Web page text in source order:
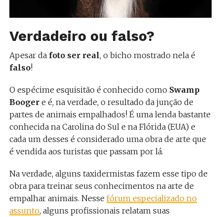
Verdadeiro ou falso?
Apesar dafoto ser real, o bicho mostrado nela é
falso!
O espécime esquisitão é conhecido como Swamp
Boogere é, na verdade, o resultado da junção de
partes de animais empalhados! É uma lenda bastante
conhecida na Carolina do Sul e na Flórida (EUA) e
cada um desses é considerado uma obra de arte que
é vendida aos turistas que passam por lá.
Na verdade, alguns taxidermistas fazem esse tipo de
obra para treinar seus conhecimentos na arte de
empalhar animais. Nesse fórum especializado no
assunto, alguns profissionais relatam suas